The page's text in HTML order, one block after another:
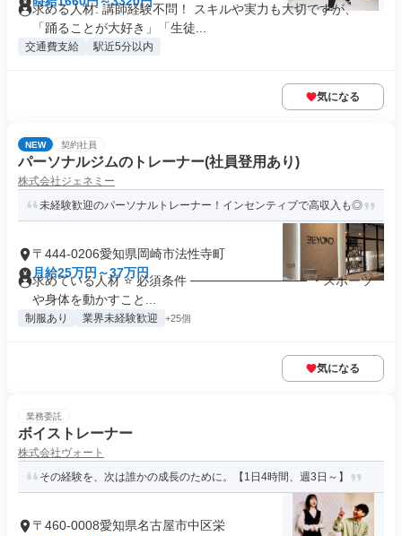
求める人材: 講師経験不問！ スキルや実力も大切ですが、
「踊ることが大好き」「生徒...
交通費支給 駅近5分以内
気になる
NEW 契約社員
パーソナルジムのトレーナー(社員登用あり)
株式会社ジェネミー
未経験歓迎のパーソナルトレーナー！インセンティブで高収入も◎
〒444-0206愛知県岡崎市法性寺町
月給25万円～37万円
求めている人材 ⭐ 必須条件 ───────────── ・スポーツ
や身体を動かすこと...
制服あり 業界未経験歓迎 +25個
気になる
業務委託
ボイストレーナー
株式会社ヴォート
その経験を、次は誰かの成長のために。【1日4時間、週3日～】
〒460-0008愛知県名古屋市中区栄